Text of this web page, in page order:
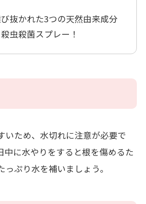
抜かれた3つの天然由来成分
虫殺菌スプレー！
いため、水切れに注意が必要で
中に水やりをすると根を傷めるた
ぷり水を補いましょう。